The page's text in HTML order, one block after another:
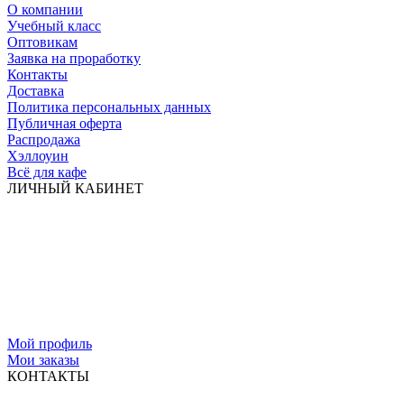
О компании
Учебный класс
Оптовикам
Заявка на проработку
Контакты
Доставка
Политика персональных данных
Публичная оферта
Распродажа
Хэллоуин
Всё для кафе
ЛИЧНЫЙ КАБИНЕТ
Мой профиль
Мои заказы
КОНТАКТЫ